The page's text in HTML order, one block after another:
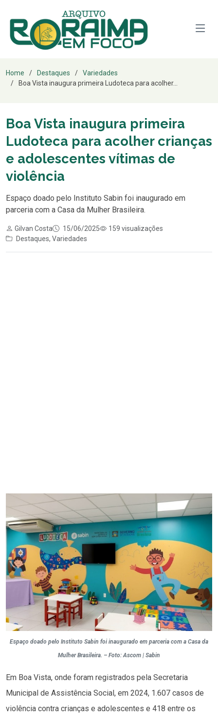
Home Destaques
Variedades
Boa Vista inaugura primeira Ludoteca para acolher...
Boa Vista inaugura primeira
Ludoteca para acolher crianças
e adolescentes vítimas de
violência
Espaço doado pelo Instituto Sabin foi inaugurado em
parceria com a Casa da Mulher Brasileira.
Gilvan Costa 15/06/2025
159 visualizações
Destaques, Variedades
Espaço doado pelo Instituto Sabin foi inaugurado em parceria com a Casa da
Mulher Brasileira. – Foto: Ascom | Sabin
Em Boa Vista, onde foram registrados pela Secretaria
Municipal de Assistência Social, em 2024, 1.607 casos de
violência contra crianças e adolescentes e 418 entre os